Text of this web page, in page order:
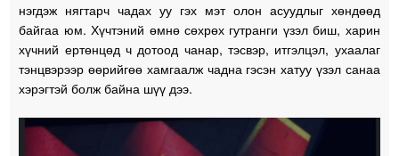
нэгдэж нягтарч чадах уу гэх мэт олон асуудлыг хөндөөд
байгаа юм. Хүчтэний өмнө сөхрөх гутранги үзэл биш, харин
хүчний ертөнцөд ч дотоод чанар, тэсвэр, итгэлцэл, ухаалаг
тэнцвэрээр өөрийгөө хамгаалж чадна гэсэн хатуу үзэл санаа
хэрэгтэй болж байна шүү дээ.